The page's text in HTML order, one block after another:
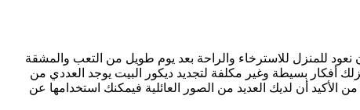
نعود للمنزل للاسترخاء والراحة بعد يوم طويل من التعب والمشقة
أفكار بسيطة وغير مكلفة لتجديد ديكور البيت يوجد العددي من
أن لديك العديد من الصور العائلية فيمكنك استخدامها عن